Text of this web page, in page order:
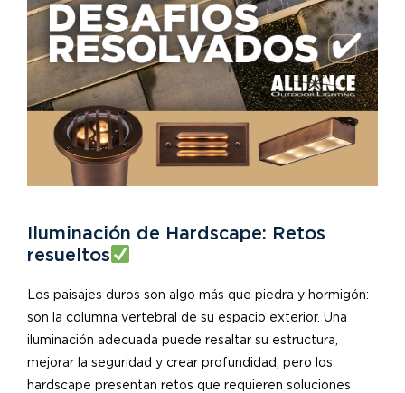
Iluminación de Hardscape: Retos
resueltos
Los paisajes duros son algo más que piedra y hormigón:
son la columna vertebral de su espacio exterior. Una
iluminación adecuada puede resaltar su estructura,
mejorar la seguridad y crear profundidad, pero los
hardscape presentan retos que requieren soluciones